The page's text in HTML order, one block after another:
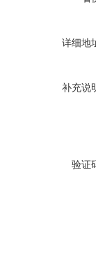
详细地
补充说
验证